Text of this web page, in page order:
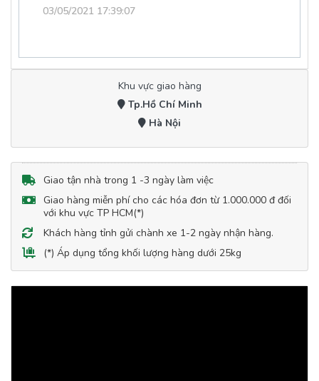
03/05/2021 17:39:07
Khu vực giao hàng
Tp.Hồ Chí Minh
Hà Nội
Giao tận nhà trong 1 -3 ngày làm việc
Giao hàng miễn phí cho các hóa đơn từ 1.000.000 đ đối
với khu vực TP HCM(*)
Khách hàng tỉnh gửi chành xe 1-2 ngày nhận hàng.
(*) Áp dụng tổng khối lượng hàng dưới 25kg